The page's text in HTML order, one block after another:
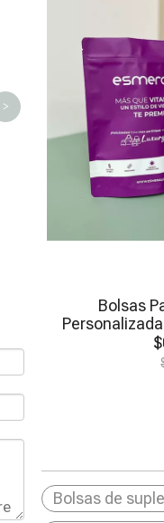
con el medio
ambiente al
por mayor
>
Bolsas
Con$
Bolsas de